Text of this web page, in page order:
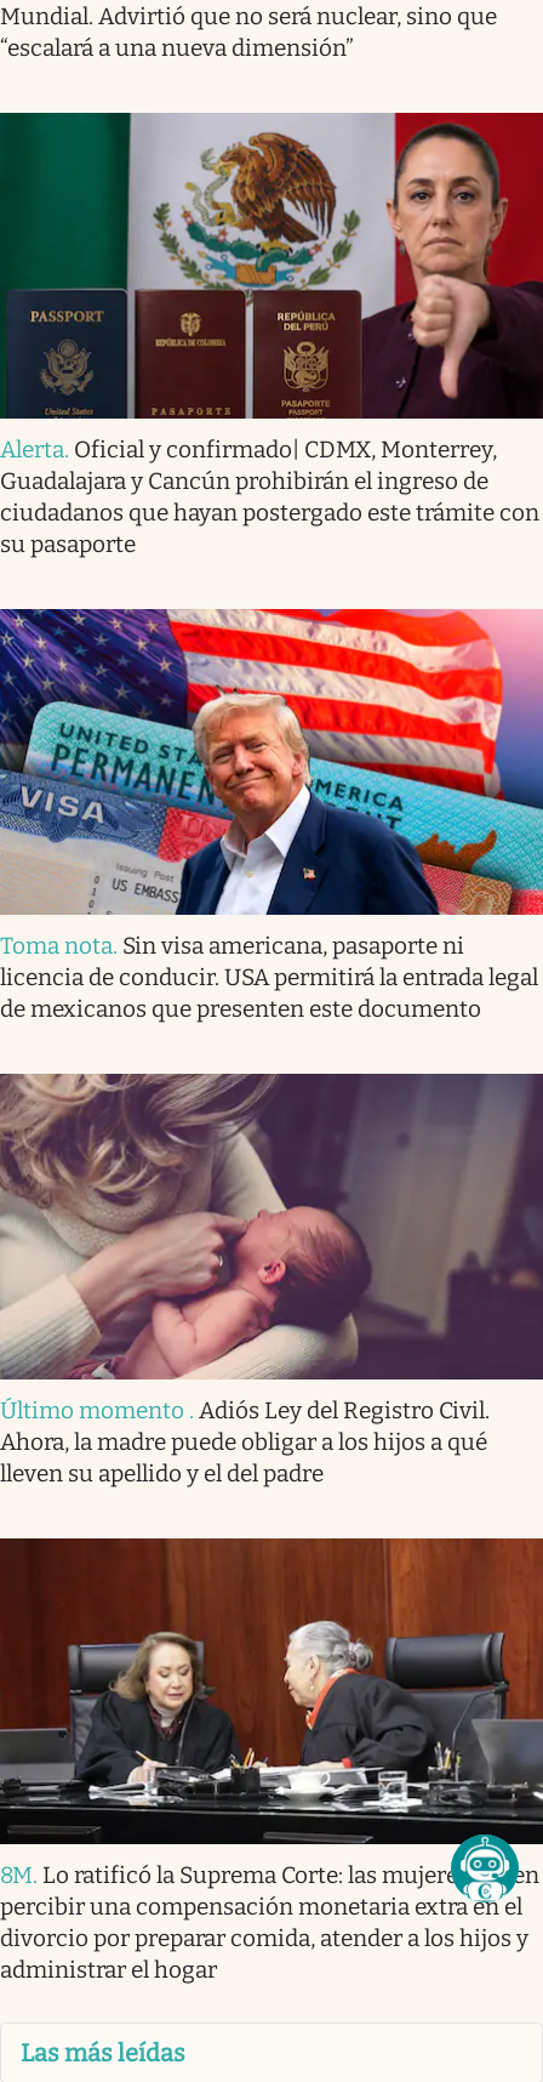
Mundial. Advirtió que no será nuclear, sino que
“escalará a una nueva dimensión”
Alerta. Oficial y confirmado| CDMX, Monterrey,
Guadalajara y Cancún prohibirán el ingreso de
ciudadanos que hayan postergado este trámite con
su pasaporte
Toma nota. Sin visa americana, pasaporte ni
licencia de conducir. USA permitirá la entrada legal
de mexicanos que presenten este documento
Último momento . Adiós Ley del Registro Civil.
Ahora, la madre puede obligar a los hijos a qué
lleven su apellido y el del padre
8M. Lo ratificó la Suprema Corte: las mujeres deben
percibir una compensación monetaria extra en el
divorcio por preparar comida, atender a los hijos y
administrar el hogar
Las más leídas